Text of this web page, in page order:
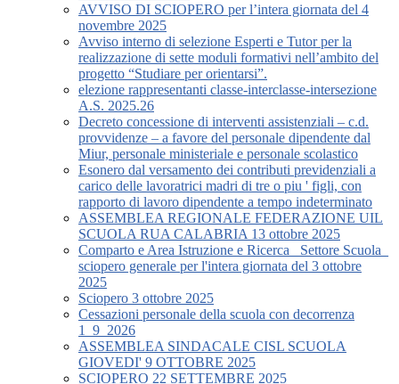
AVVISO DI SCIOPERO per l’intera giornata del 4
novembre 2025
Avviso interno di selezione Esperti e Tutor per la
realizzazione di sette moduli formativi nell’ambito del
progetto “Studiare per orientarsi”.
elezione rappresentanti classe-interclasse-intersezione
A.S. 2025.26
Decreto concessione di interventi assistenziali – c.d.
provvidenze – a favore del personale dipendente dal
Miur, personale ministeriale e personale scolastico
Esonero dal versamento dei contributi previdenziali a
carico delle lavoratrici madri di tre o piu ' figli, con
rapporto di lavoro dipendente a tempo indeterminato
ASSEMBLEA REGIONALE FEDERAZIONE UIL
SCUOLA RUA CALABRIA 13 ottobre 2025
Comparto e Area Istruzione e Ricerca_ Settore Scuola_
sciopero generale per l'intera giornata del 3 ottobre
2025
Sciopero 3 ottobre 2025
Cessazioni personale della scuola con decorrenza
1_9_2026
ASSEMBLEA SINDACALE CISL SCUOLA
GIOVEDI' 9 OTTOBRE 2025
SCIOPERO 22 SETTEMBRE 2025